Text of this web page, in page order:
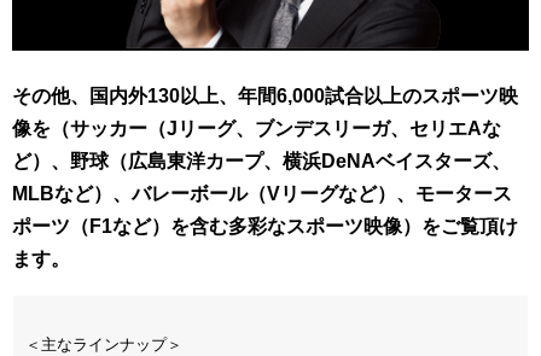
その他、国内外130以上、年間6,000試合以上のスポーツ映
像を（サッカー（Jリーグ、ブンデスリーガ、セリエAな
ど）、野球（広島東洋カープ、横浜DeNAベイスターズ、
MLBなど）、バレーボール（Vリーグなど）、モータース
ポーツ（F1など）を含む多彩なスポーツ映像）をご覧頂け
ます。
＜主なラインナップ＞